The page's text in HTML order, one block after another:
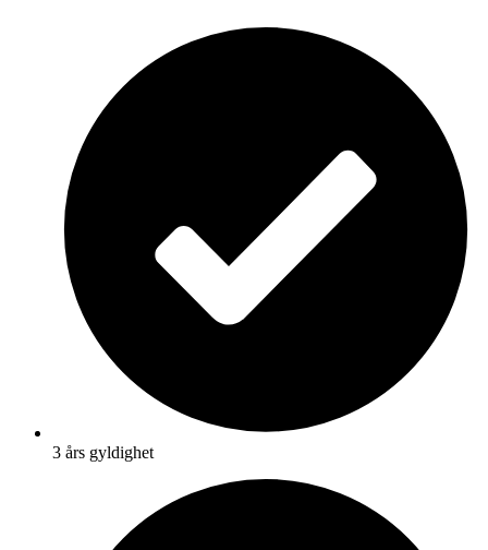
3 års gyldighet